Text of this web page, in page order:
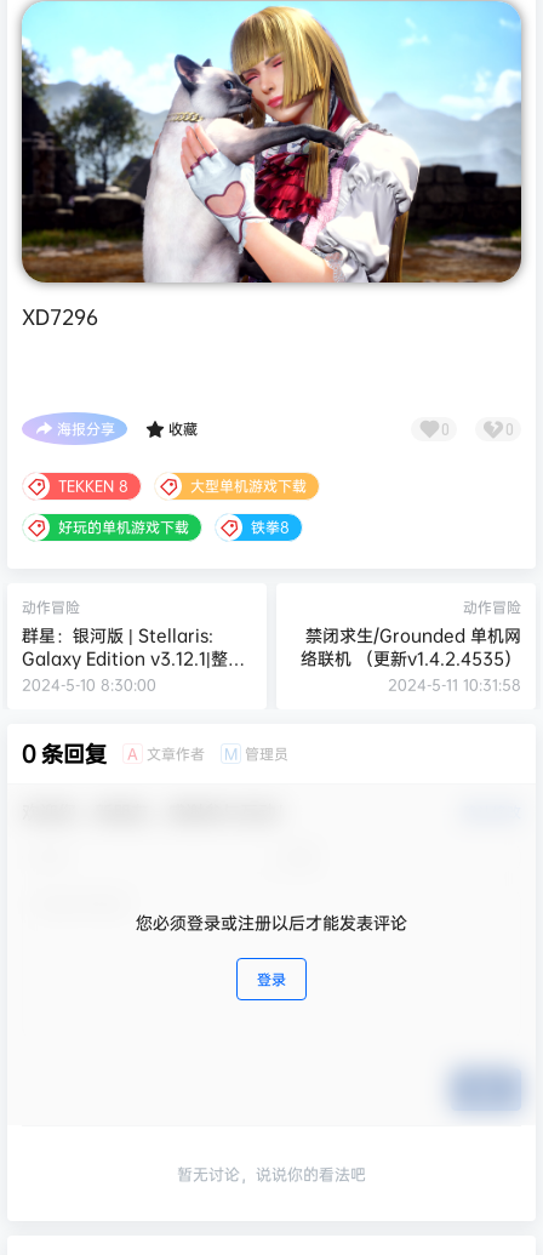
XD7296
海报分享 收藏 0 0
TEKKEN 8
大型单机游戏下载
好玩的单机游戏下载
铁拳8
动作冒险
群星：银河版 | Stellaris:
Galaxy Edition v3.12.1|整合
全DLC 【23.1GB】
2024-5-10 8:30:00
动作冒险
禁闭求生/Grounded 单机网
络联机 （更新v1.4.2.4535）
2024-5-11 10:31:58
0 条回复 A 文章作者 M 管理员
您必须登录或注册以后才能发表评论
登录
暂无讨论，说说你的看法吧